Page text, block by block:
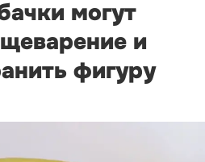
могут
и
фигуру